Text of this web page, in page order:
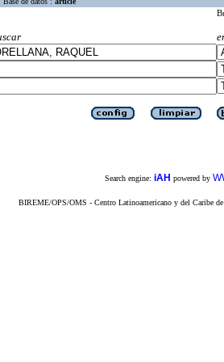
Search engine: iAH powered by
BIREME/OPS/OMS - Centro Latinoamericano y del Caribe